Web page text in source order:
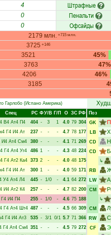
4 Штрафные
0 Пенальти
0 Офсайды
2179 млн. +715 млн.
3725 +146
3521
45%
3763
47%
4206
46%
3185
Гарлобо (Испано Америка)
Спец РC ФУ/В Г/П О ЗС РФ
В4 Ат4 П4 404 - 3 1 4.0 79 304
Г4 И4 Ат 237 - - - 4.7 78 177
И4 Ат4 См4 380 - - - 4.1 71 269
Г4 Ат4 Уг4 486 1 - - 4.3 48 224
Г4 Ат2 Ка4 373 2 - - 4.0 48 175
Г4 И4 Ат 300 1 - - 4.0 59 171
У4 Ат4 Л4 445 - 1/0 - 4.1 64 272
И4 Ат2 К4 257 - - - 4.7 82 200
Г4 И4 П4 255 - 1/0 - 4.6 75 188
Г4 Ат4 Шт4 487 - - - 4.5 66 309
Г4 И4 Ат3 535 - 3/1 0/1 5.7 71 366
Г4 Ат4 См4 351 - - - 4.5 79 272
Поз
GK
LB
CD
CD
↳
RB
LW
CM
↳
CM
RW
CF